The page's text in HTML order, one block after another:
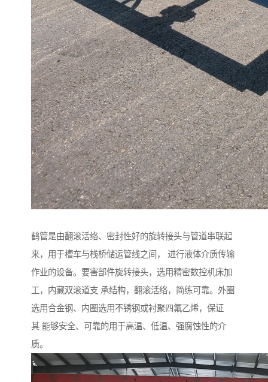
鹤管是由翻滚活络、密封性好的旋转接头与管道串联起
来，用于槽车与栈桥储运管线之间， 进行液体介质传输
作业的设备。要害部件旋转接头，选用精密数控机床加
工，内藏双滚道支 承结构，翻滚活络，简练可靠。外圈
选用合金钢、内圈选用不锈钢或衬聚四氟乙烯，保证
其 能够安全、可靠的用于高温、低温、强腐蚀性的介
质。